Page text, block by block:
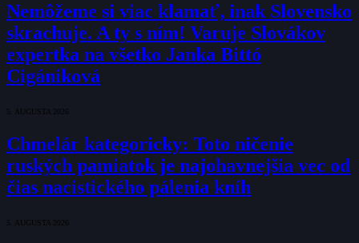
Nemôžeme si viac klamať, inak Slovensko
skrachuje. A ty s ním! Varuje Slovákov
expertka na všetko Janka Bittó
Cigániková
5. AUGUSTA 2026
Chmelár kategoricky: Toto ničenie
ruských pamiatok je najohavnejšia vec od
čias nacistického pálenia kníh
5. AUGUSTA 2026